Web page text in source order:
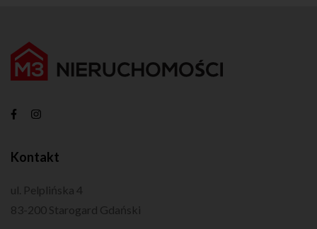
Kontakt
ul. Pelplińska 4
83-200 Starogard Gdański